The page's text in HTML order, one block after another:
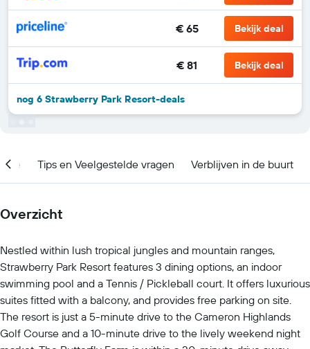
€ 65 Bekijk deal
€ 81 Bekijk deal
nog 6 Strawberry Park Resort-deals
Tips en Veelgestelde vragen Verblijven in de buurt
Overzicht
Nestled within lush tropical jungles and mountain ranges,
Strawberry Park Resort features 3 dining options, an indoor
swimming pool and a Tennis / Pickleball court. It offers luxurious
suites fitted with a balcony, and provides free parking on site.
The resort is just a 5-minute drive to the Cameron Highlands
Golf Course and a 10-minute drive to the lively weekend night